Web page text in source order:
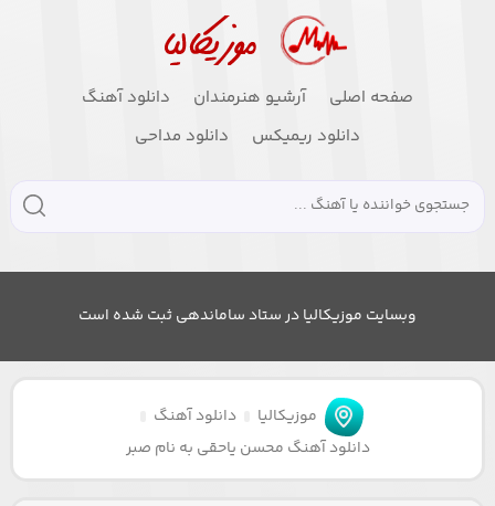
صفحه اصلی آرشیو هنرمندان
دانلود آهنگ
دانلود ریمیکس
دانلود مداحی
وبسایت موزیکالیا در ستاد ساماندهی ثبت شده است
موزیکالیا
دانلود آهنگ
دانلود آهنگ محسن یاحقی به نام صبر